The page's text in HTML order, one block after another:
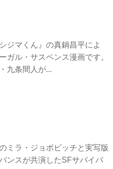
ジマくん』の真鍋昌平によ
ガル・サスペンス漫画です。
九条間人が...
ミラ・ジョボビッチと実写版
ンスが共演したSFサバイバ